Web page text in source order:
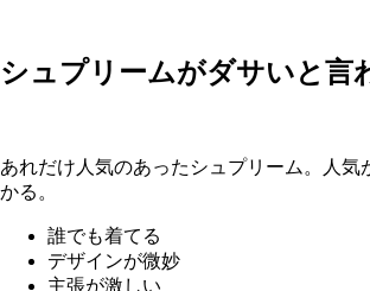
シュプリームがダサいと言
あれだけ人気のあったシュプリーム。人
かる。
誰でも着てる
デザインが微妙
主張が激しい